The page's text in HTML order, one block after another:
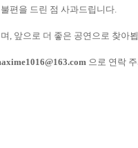
편을 드린 점 사과드립니다.
, 앞으로 더 좋은 공연으로 찾아
으로 연락